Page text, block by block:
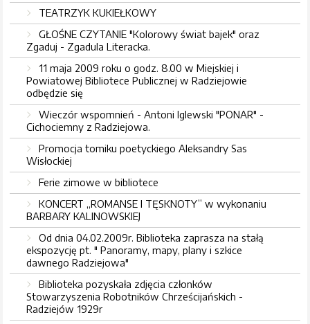
TEATRZYK KUKIEŁKOWY
GŁOŚNE CZYTANIE "Kolorowy świat bajek" oraz
Zgaduj - Zgadula Literacka.
11 maja 2009 roku o godz. 8.00 w Miejskiej i
Powiatowej Bibliotece Publicznej w Radziejowie
odbędzie się
Wieczór wspomnień - Antoni Iglewski "PONAR" -
Cichociemny z Radziejowa.
Promocja tomiku poetyckiego Aleksandry Sas
Wisłockiej
Ferie zimowe w bibliotece
KONCERT „ROMANSE I TĘSKNOTY” w wykonaniu
BARBARY KALINOWSKIEJ
Od dnia 04.02.2009r. Biblioteka zaprasza na stałą
ekspozycję pt. " Panoramy, mapy, plany i szkice
dawnego Radziejowa"
Biblioteka pozyskała zdjęcia członków
Stowarzyszenia Robotników Chrześcijańskich -
Radziejów 1929r